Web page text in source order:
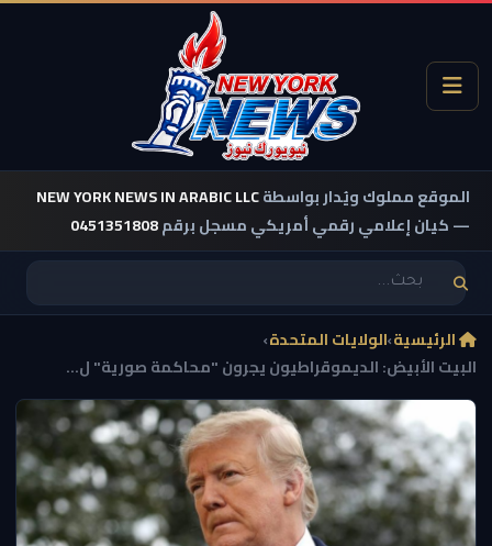
الموقع مملوك ويُدار بواسطةNEW YORK NEWS IN ARABIC LLC
— كيان إعلامي رقمي أمريكي مسجل برقم0451351808
الرئيسية›الولايات المتحدة›
البيت الأبيض: الديموقراطيون يجرون "محاكمة صورية" ل...